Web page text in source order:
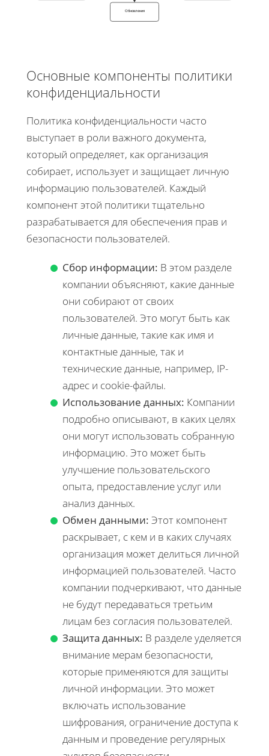
Обновления
Основные компоненты политики
конфиденциальности
Политика конфиденциальности часто
выступает в роли важного документа,
который определяет, как организация
собирает, использует и защищает личную
информацию пользователей. Каждый
компонент этой политики тщательно
разрабатывается для обеспечения прав и
безопасности пользователей.
Сбор информации: В этом разделе
компании объясняют, какие данные
они собирают от своих
пользователей. Это могут быть как
личные данные, такие как имя и
контактные данные, так и
технические данные, например, IP-
адрес и cookie-файлы.
Использование данных: Компании
подробно описывают, в каких целях
они могут использовать собранную
информацию. Это может быть
улучшение пользовательского
опыта, предоставление услуг или
анализ данных.
Обмен данными: Этот компонент
раскрывает, с кем и в каких случаях
организация может делиться личной
информацией пользователей. Часто
компании подчеркивают, что данные
не будут передаваться третьим
лицам без согласия пользователей.
Защита данных: В разделе уделяется
внимание мерам безопасности,
которые применяются для защиты
личной информации. Это может
включать использование
шифрования, ограничение доступа к
данным и проведение регулярных